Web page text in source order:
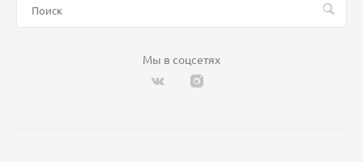
Мы в соцсетях